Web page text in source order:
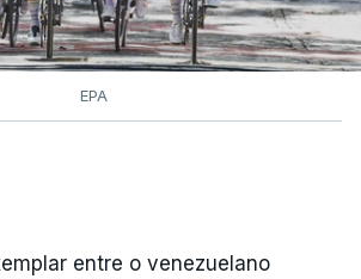
EPA
entre o venezuelano